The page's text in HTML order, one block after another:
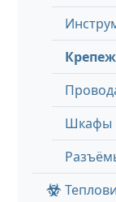
Шкафы